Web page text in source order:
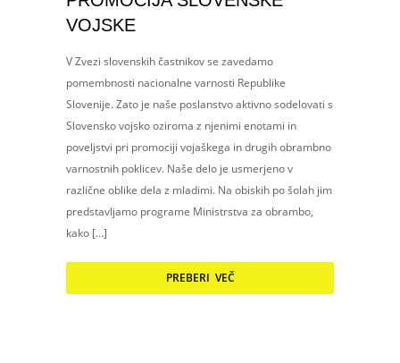
VOJSKE
V Zvezi slovenskih častnikov se zavedamo
pomembnosti nacionalne varnosti Republike
Slovenije. Zato je naše poslanstvo aktivno sodelovati s
Slovensko vojsko oziroma z njenimi enotami in
poveljstvi pri promociji vojaškega in drugih obrambno
varnostnih poklicev. Naše delo je usmerjeno v
različne oblike dela z mladimi. Na obiskih po šolah jim
predstavljamo programe Ministrstva za obrambo,
kako […]
PREBERI VEČ